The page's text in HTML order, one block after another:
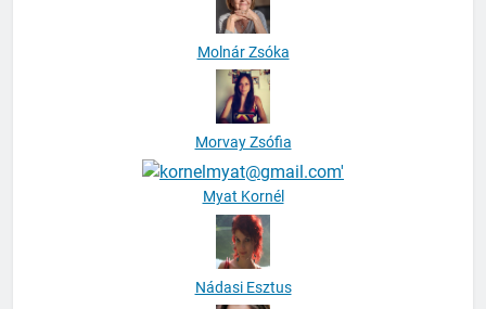
Molnár Zsóka
Morvay Zsófia
Myat Kornél
Nádasi Esztus